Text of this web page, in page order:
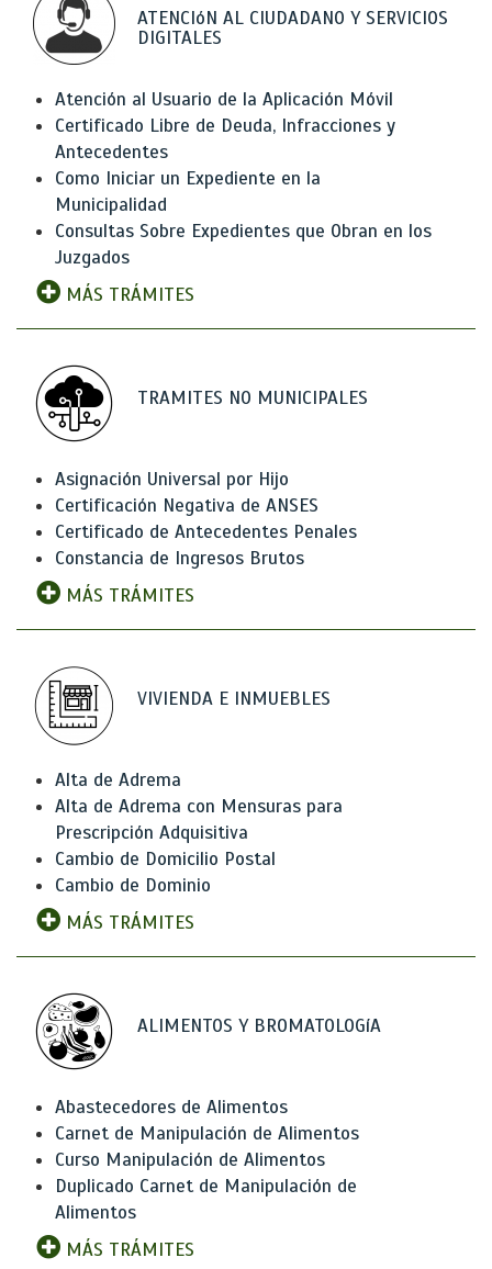
ATENCIóN AL CIUDADANO Y SERVICIOS
DIGITALES
Atención al Usuario de la Aplicación Móvil
Certificado Libre de Deuda, Infracciones y
Antecedentes
Como Iniciar un Expediente en la
Municipalidad
Consultas Sobre Expedientes que Obran en los
Juzgados
MÁS TRÁMITES
TRAMITES NO MUNICIPALES
Asignación Universal por Hijo
Certificación Negativa de ANSES
Certificado de Antecedentes Penales
Constancia de Ingresos Brutos
MÁS TRÁMITES
VIVIENDA E INMUEBLES
Alta de Adrema
Alta de Adrema con Mensuras para
Prescripción Adquisitiva
Cambio de Domicilio Postal
Cambio de Dominio
MÁS TRÁMITES
ALIMENTOS Y BROMATOLOGíA
Abastecedores de Alimentos
Carnet de Manipulación de Alimentos
Curso Manipulación de Alimentos
Duplicado Carnet de Manipulación de
Alimentos
MÁS TRÁMITES